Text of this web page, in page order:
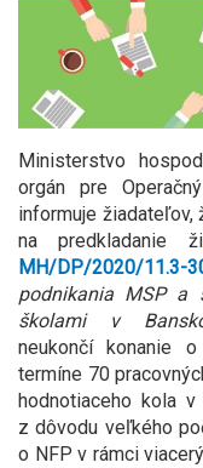
Ministerstvo
orgán pre
informuje žiadateľov,
na
MH/DP/2020/11.3-
podnikania MSP a
školami v
neukončí konanie
termíne 70
hodnotiaceho kola
z dôvodu veľkého
o NFP v rámci